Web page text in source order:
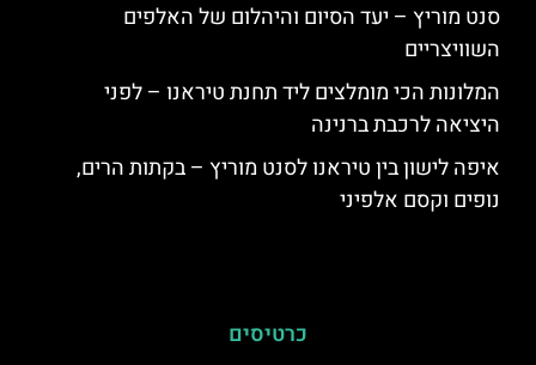
סנט מוריץ – יעד הסיום והיהלום של האלפים
השוויצריים
המלונות הכי מומלצים ליד תחנת טיראנו – לפני
היציאה לרכבת ברנינה
איפה לישון בין טיראנו לסנט מוריץ – בקתות הרים,
נופים וקסם אלפיני
כרטיסים